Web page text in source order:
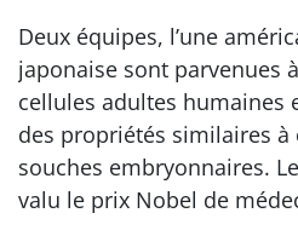
Deux équipes, l’une
japonaise sont parvenues
cellules adultes humaines
des propriétés similaires à
souches embryonnaires.
valu le prix Nobel de